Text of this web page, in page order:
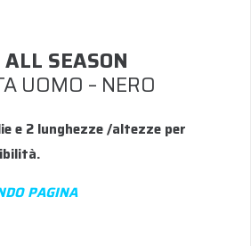
SEASON
UOMO – NERO
e 2 lunghezze /altezze per
PAGINA